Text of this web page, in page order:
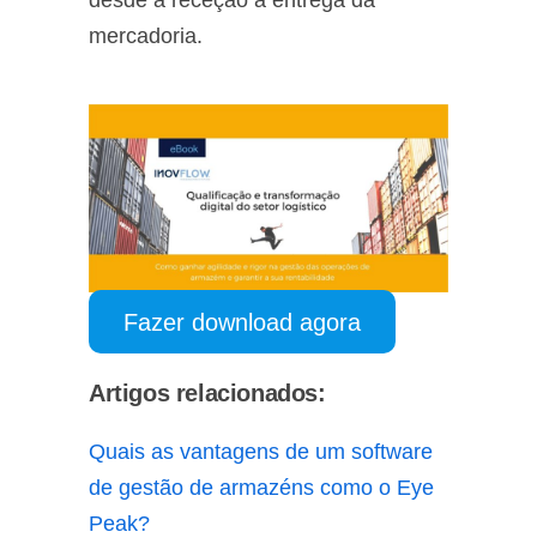
mercadoria.
Fazer download agora
Artigos relacionados:
Quais as vantagens de um software
de gestão de armazéns como o Eye
Peak?